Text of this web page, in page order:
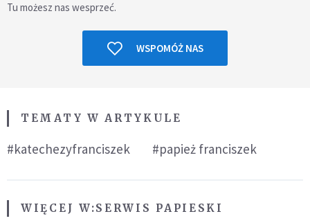
Tu możesz nas wesprzeć.
WSPOMÓŻ NAS
TEMATY W ARTYKULE
#katechezyfranciszek #papież franciszek
WIĘCEJ W:SERWIS PAPIESKI